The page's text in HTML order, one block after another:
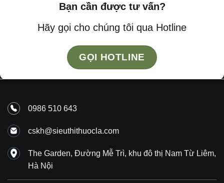
Bạn cần được tư vấn?
Hãy gọi cho chúng tôi qua Hotline
GỌI HOTLINE
0986 510 643
cskh@sieuthithuocla.com
The Garden, Đường Mễ Trì, khu đô thị Nam Từ Liêm,
Hà Nội